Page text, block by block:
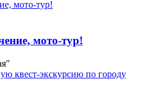
мото-тур!